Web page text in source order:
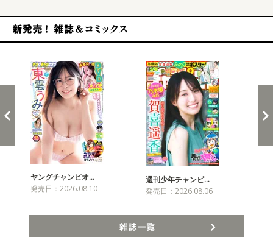
ヤングチャンピオ…
発売日：2026.08.10
週刊少年チャンピ…
発売日：2026.08.06